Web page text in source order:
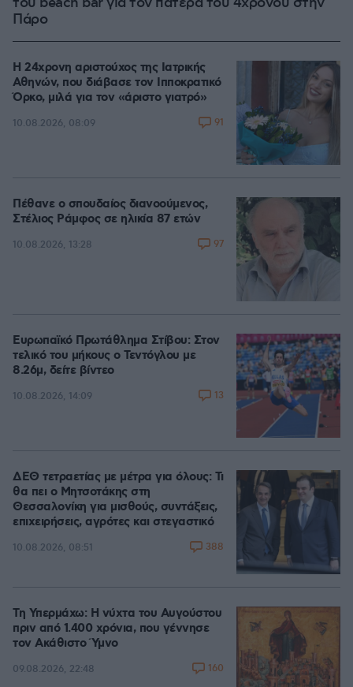
Πάρο
Η 24χρονη αριστούχος της Ιατρικής
Αθηνών, που διάβασε τον Ιπποκρατικό
Όρκο, μιλά για τον «άριστο γιατρό»
10.08.2026, 08:09 91
Πέθανε ο σπουδαίος διανοούμενος,
Στέλιος Ράμφος σε ηλικία 87 ετών
10.08.2026, 13:28 97
Ευρωπαϊκό Πρωτάθλημα Στίβου: Στον
τελικό του μήκους ο Τεντόγλου με
8.26μ, δείτε βίντεο
10.08.2026, 14:09 13
ΔΕΘ τετραετίας με μέτρα για όλους: Τι
θα πει ο Μητσοτάκης στη
Θεσσαλονίκη για μισθούς, συντάξεις,
επιχειρήσεις, αγρότες και στεγαστικό
10.08.2026, 08:51 388
Τη Υπερμάχω: Η νύχτα του Αυγούστου
πριν από 1.400 χρόνια, που γέννησε
τον Ακάθιστο Ύμνο
09.08.2026, 22:48 160